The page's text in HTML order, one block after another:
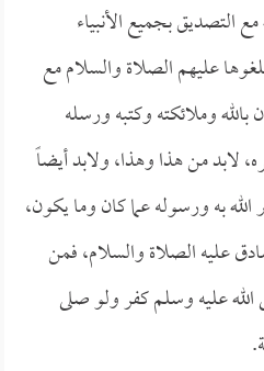
التصديق بجميع الأنبياء
عليهم الصلاة والسلام مع
بالله وملائكته وكتبه ورسله
لابد من هذا وهذا، ولابد أيضاً
به ورسوله عما كان وما يكون،
عليه الصلاة والسلام، فمن
عليه وسلم كفر ولو صلى